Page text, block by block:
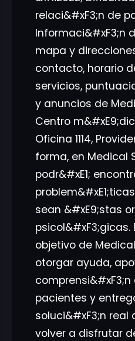
relaci&#xF3;n de
Informaci&#xF3;n
mapa y
contacto, horario
servicios,
y anuncios de
Centro
Oficina 1114,
forma, en Medical
podr&#xE1;
sean &#xE9;stas
psicol&#xF3;gicas.
objetivo de
otorgar ayuda,
pacientes y
soluci&#xF3;n real
volver a disfrutar